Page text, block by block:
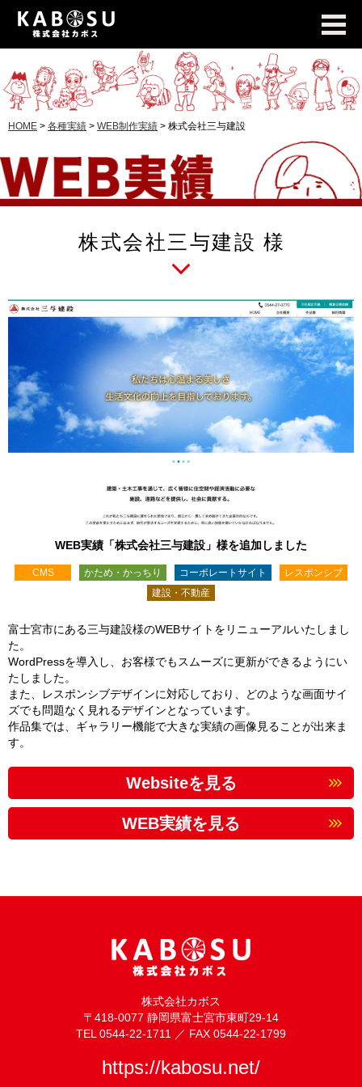
HOME > 各種実績 > WEB制作実績 > 株式会社三与建設
株式会社三与建設 様
WEB実績「株式会社三与建設」様を追加しました
CMS かため・かっちり コーポレートサイト
レスポンシブ
建設・不動産
富士宮市にある三与建設様のWEBサイトをリニューアルいたしまし
た。
WordPressを導入し、お客様でもスムーズに更新ができるようにい
たしました。
また、レスポンシブデザインに対応しており、どのような画面サイ
ズでも問題なく見れるデザインとなっています。
作品集では、ギャラリー機能で大きな実績の画像見ることが出来ま
す。
Websiteを見る
WEB実績を見る
株式会社カボス
〒418-0077 静岡県富士宮市東町29-14
TEL 0544-22-1711 ／ FAX 0544-22-1799
https://kabosu.net/